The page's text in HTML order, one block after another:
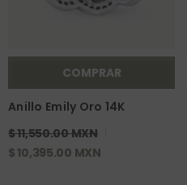
COMPRAR
Anillo Emily Oro 14K
$ 11,550.00 MXN
$ 10,395.00 MXN